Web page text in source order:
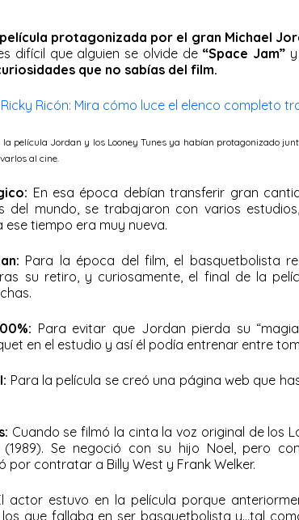
protagonizada por el gran Michael
difícil que alguien se olvide de “Space Jam”y
que no sabías del film.
Ricky Ricón: Mira cómo luce el elenco completo
la película Jordan y los Looney Tunes ya habían protagonizado
al cine.
En esa época debían transferir gran
del mundo, se trabajaron con varios
tiempo era muy nueva.
Para la época del film, el basquetbolista
su retiro, y curiosamente, el final de la
Para evitar que Jordan pierda su
en el estudio y así él podía entrenar entre
Para la película se creó una página web que
Cuando se filmó la cinta la voz original de los
(1989). Se negoció con su hijo Noel, pero
por contratar a Billy West y Frank Welker.
actor estuvo en la película porque
los que fallaba en ser basquetbolista y…tal